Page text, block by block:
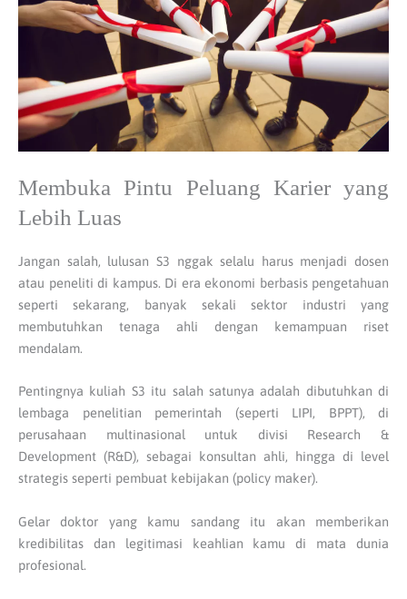
Membuka Pintu Peluang Karier yang
Lebih Luas
Jangan salah, lulusan S3 nggak selalu harus menjadi dosen
atau peneliti di kampus. Di era ekonomi berbasis pengetahuan
seperti sekarang, banyak sekali sektor industri yang
membutuhkan tenaga ahli dengan kemampuan riset
mendalam.
Pentingnya kuliah S3 itu salah satunya adalah dibutuhkan di
lembaga penelitian pemerintah (seperti LIPI, BPPT), di
perusahaan multinasional untuk divisi Research &
Development (R&D), sebagai konsultan ahli, hingga di level
strategis seperti pembuat kebijakan (policy maker).
Gelar doktor yang kamu sandang itu akan memberikan
kredibilitas dan legitimasi keahlian kamu di mata dunia
profesional.